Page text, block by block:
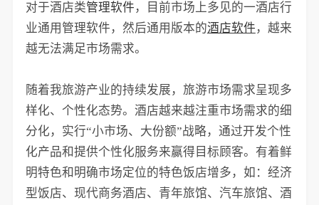
对于酒店类管理软件 ，目前市场上多见的一酒店行
业通用管理软件，然后通用版本的酒店软件 ，越来
越无法满足市场需求。
随着我旅游产业的持续发展，旅游市场需求呈现多
样化、个性化态势。酒店越来越注重市场需求的细
分化，实行“小市场、大份额”战略，通过开发个性
化产品和提供个性化服务来赢得目标顾客。有着鲜
明特色和明确市场定位的特色饭店增多，如：经济
型饭店、现代商务酒店、青年旅馆、汽车旅馆、酒